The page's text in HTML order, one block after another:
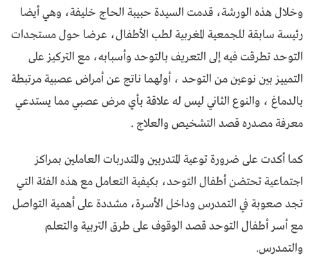
وخلال هذه الورشة، قدمت السيدة حبيبة الحاج خليفة، وهي أيضا
رئيسة سابقة للجمعية المغربية لطب الأطفال، عرضا حول مستجدات
التوحد تطرقت فيه إلى التعريف بالتوحد وأسبابه، مع التركيز على
التمييز بين نوعين من التوحد ، أولهما ناتج عن أمراض عصبية مرتبطة
بالدماغ ، والنوع الثاني ليس له علاقة بأي مرض عصبي مما يستدعي
معرفة مصدره قصد التشخيص والعلاج .
كما أكدت على ضرورة توعية المتدربين والمتدربات العاملين بمراكز
اجتماعية تحتضن أطفال التوحد، بكيفية التعامل مع هذه الفئة التي
تجد صعوبة في التمدرس وداخل الأسرة، مشددة على أهمية التواصل
مع أسر أطفال التوحد قصد الوقوف على طرق التربية والتعلم
والتمدرس.